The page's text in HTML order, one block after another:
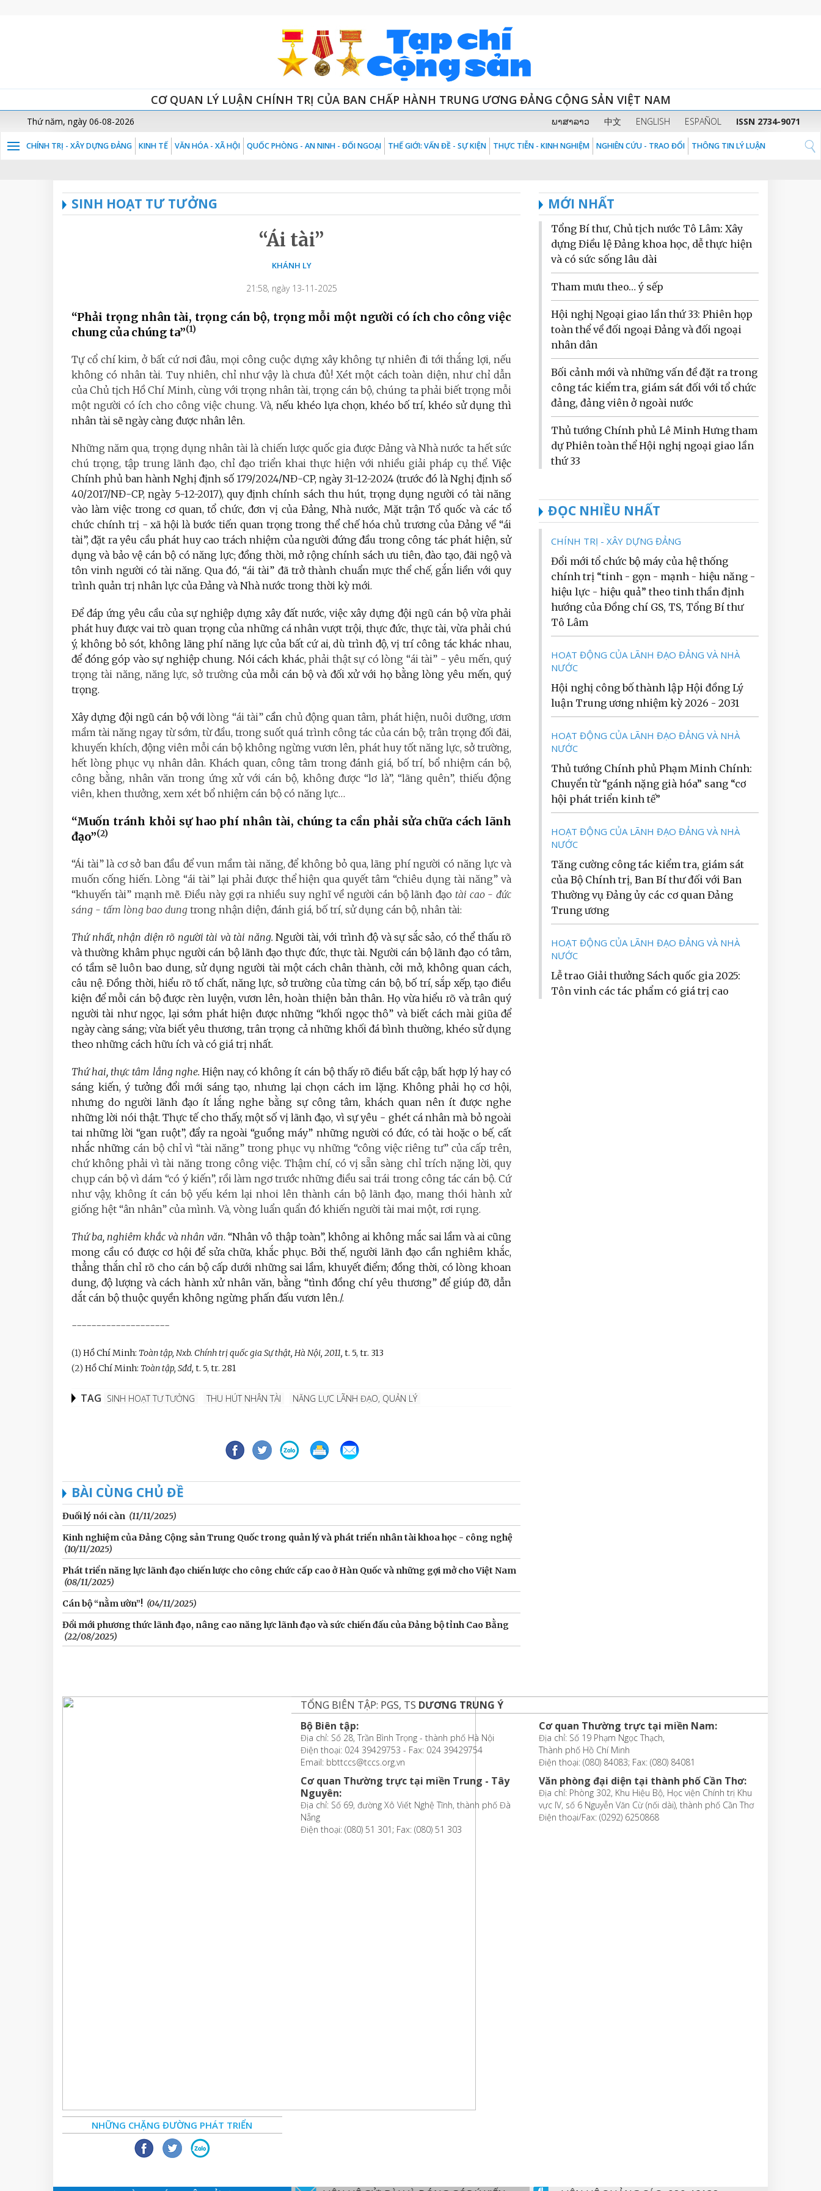
CƠ QUAN LÝ LUẬN CHÍNH TRỊ CỦA BAN CHẤP HÀNH TRUNG ƯƠNG ĐẢNG CỘNG SẢN VIỆT NAM
Thứ năm, ngày 06-08-2026 ພາສາລາວ 中文 ENGLISH ESPAÑOL ISSN 2734-9071
CHÍNH TRỊ - XÂY DỰNG ĐẢNG KINH TẾ VĂN HÓA - XÃ HỘI QUỐC PHÒNG - AN NINH - ĐỐI NGOẠI THẾ GIỚI: VẤN ĐỀ - SỰ KIỆN THỰC TIỄN - KINH NGHIỆM NGHIÊN CỨU - TRAO ĐỔI THÔNG TIN LÝ LUẬN
SINH HOẠT TƯ TƯỞNG
“Ái tài”
KHÁNH LY
21:58, ngày 13-11-2025
“Phải trọng nhân tài, trọng cán bộ, trọng mỗi một người có ích cho công việc
chung của chúng ta”(1)
Tự cổ chí kim, ở bất cứ nơi đâu, mọi công cuộc dựng xây không tự nhiên đi tới thắng lợi, nếu
không có nhân tài. Tuy nhiên, chỉ như vậy là chưa đủ! Xét một cách toàn diện, như chỉ dẫn
của Chủ tịch Hồ Chí Minh, cùng với trọng nhân tài, trọng cán bộ, chúng ta phải biết trọng mỗi
một người có ích cho công việc chung. Và, nếu khéo lựa chọn, khéo bố trí, khéo sử dụng thì
nhân tài sẽ ngày càng được nhân lên.
Những năm qua, trọng dụng nhân tài là chiến lược quốc gia được Đảng và Nhà nước ta hết sức
chú trọng, tập trung lãnh đạo, chỉ đạo triển khai thực hiện với nhiều giải pháp cụ thể.Việc
Chính phủ ban hành Nghị định số 179/2024/NĐ-CP, ngày 31-12-2024 (trước đó là Nghị định số
40/2017/NĐ-CP, ngày 5-12-2017), quy định chính sách thu hút, trọng dụng người có tài năng
vào làm việc trong cơ quan, tổ chức, đơn vị của Đảng, Nhà nước, Mặt trận Tổ quốc và các tổ
chức chính trị - xã hội là bước tiến quan trọng trong thể chế hóa chủ trương của Đảng về “ái
tài”, đặt ra yêu cầu phát huy cao trách nhiệm của người đứng đầu trong công tác phát hiện, sử
dụng và bảo vệ cán bộ có năng lực; đồng thời, mở rộng chính sách ưu tiên, đào tạo, đãi ngộ và
tôn vinh người có tài năng. Qua đó, “ái tài” đã trở thành chuẩn mực thể chế, gắn liền với quy
trình quản trị nhân lực của Đảng và Nhà nước trong thời kỳ mới.
Để đáp ứng yêu cầu của sự nghiệp dựng xây đất nước, việc xây dựng đội ngũ cán bộ vừa phải
phát huy được vai trò quan trọng của những cá nhân vượt trội, thực đức, thực tài, vừa phải chú
ý, không bỏ sót, không lãng phí năng lực của bất cứ ai, dù trình độ, vị trí công tác khác nhau,
để đóng góp vào sự nghiệp chung. Nói cách khác, phải thật sự có lòng “ái tài” - yêu mến, quý
trọng tài năng, năng lực, sở trường của mỗi cán bộ và đối xử với họ bằng lòng yêu mến, quý
trọng.
Xây dựng đội ngũ cán bộ vớilòng “ái tài”cần chủ động quan tâm, phát hiện, nuôi dưỡng, ươm
mầm tài năng ngay từ sớm, từ đầu, trong suốt quá trình công tác của cán bộ; trân trọng đối đãi,
khuyến khích, động viên mỗi cán bộ không ngừng vươn lên, phát huy tốt năng lực, sở trường,
hết lòng phục vụ nhân dân. Khách quan, công tâm trong đánh giá, bố trí, bổ nhiệm cán bộ,
công bằng, nhân văn trong ứng xử với cán bộ, không được “lơ là”, “lãng quên”, thiếu động
viên, khen thưởng, xem xét bổ nhiệm cán bộ có năng lực…
“Muốn tránh khỏi sự hao phí nhân tài, chúng ta cần phải sửa chữa cách lãnh
đạo”(2)
“Ái tài” là cơ sở ban đầu để vun mầm tài năng, để không bỏ qua, lãng phí người có năng lực và
muốn cống hiến. Lòng “ái tài” lại phải được thể hiện qua quyết tâm “chiêu dụng tài năng” và
“khuyến tài” mạnh mẽ. Điều này gợi ra nhiều suy nghĩ về người cán bộ lãnh đạo tài cao - đức
sáng - tấm lòng bao dung trong nhận diện, đánh giá, bố trí, sử dụng cán bộ, nhân tài:
Thứ nhất, nhận diện rõ người tài và tài năng. Người tài, với trình độ và sự sắc sảo, có thể thấu rõ
và thường khâm phục người cán bộ lãnh đạo thực đức, thực tài. Người cán bộ lãnh đạo có tâm,
có tầm sẽ luôn bao dung, sử dụng người tài một cách chân thành, cởi mở, không quan cách,
câu nệ. Đồng thời, hiểu rõ tố chất, năng lực, sở trường của từng cán bộ, bố trí, sắp xếp, tạo điều
kiện để mỗi cán bộ được rèn luyện, vươn lên, hoàn thiện bản thân. Họ vừa hiểu rõ và trân quý
người tài như ngọc, lại sớm phát hiện được những “khối ngọc thô” và biết cách mài giũa để
ngày càng sáng; vừa biết yêu thương, trân trọng cả những khối đá bình thường, khéo sử dụng
theo những cách hữu ích và có giá trị nhất.
Thứ hai, thực tâm lắng nghe. Hiện nay, có không ít cán bộ thấy rõ điều bất cập, bất hợp lý hay có
sáng kiến, ý tưởng đổi mới sáng tạo, nhưng lại chọn cách im lặng. Không phải họ cơ hội,
nhưng do người lãnh đạo ít lắng nghe bằng sự công tâm, khách quan nên ít được nghe
những lời nói thật. Thực tế cho thấy, một số vị lãnh đạo, vì sự yêu - ghét cá nhân mà bỏ ngoài
tai những lời “gan ruột”, đẩy ra ngoài “guồng máy” những người có đức, có tài hoặc o bế, cất
nhắc nhữngcán bộ chỉ vì “tài năng” trong phục vụ những “công việc riêng tư” của cấp trên,
chứ không phải vì tài năng trong công việc. Thậm chí, có vị sẵn sàng chỉ trích nặng lời, quy
chụp cán bộ vì dám “có ý kiến”, rồi làm ngơ trước những điều sai trái trong công tác cán bộ. Cứ
như vậy, không ít cán bộ yếu kém lại nhoi lên thành cán bộ lãnh đạo, mang thói hành xử
giống hệt “ân nhân” của mình. Và, vòng luẩn quẩn đó khiến người tài mai một, rơi rụng.
Thứ ba, nghiêm khắc và nhân văn. “Nhân vô thập toàn”, không ai không mắc sai lầm và ai cũng
mong cầu có được cơ hội để sửa chữa, khắc phục. Bởi thế, người lãnh đạo cần nghiêm khắc,
thẳng thắn chỉ rõ cho cán bộ cấp dưới những sai lầm, khuyết điểm; đồng thời, có lòng khoan
dung, độ lượng và cách hành xử nhân văn, bằng “tình đồng chí yêu thương” để giúp đỡ, dẫn
dắt cán bộ thuộc quyền không ngừng phấn đấu vươn lên./.
--------------------
(1) Hồ Chí Minh: Toàn tập, Nxb. Chính trị quốc gia Sự thật, Hà Nội, 2011, t. 5, tr. 313
(2) Hồ Chí Minh: Toàn tập, Sđd, t. 5, tr. 281
TAG SINH HOẠT TƯ TƯỞNG THU HÚT NHÂN TÀI NĂNG LỰC LÃNH ĐẠO, QUẢN LÝ
BÀI CÙNG CHỦ ĐỀ
Đuối lý nói càn (11/11/2025)
Kinh nghiệm của Đảng Cộng sản Trung Quốc trong quản lý và phát triển nhân tài khoa học - công nghệ
(10/11/2025)
Phát triển năng lực lãnh đạo chiến lược cho công chức cấp cao ở Hàn Quốc và những gợi mở cho Việt Nam
(08/11/2025)
Cán bộ “nằm ườn”! (04/11/2025)
Đổi mới phương thức lãnh đạo, nâng cao năng lực lãnh đạo và sức chiến đấu của Đảng bộ tỉnh Cao Bằng
(22/08/2025)
MỚI NHẤT
Tổng Bí thư, Chủ tịch nước Tô Lâm: Xây
dựng Điều lệ Đảng khoa học, dễ thực hiện
và có sức sống lâu dài
Tham mưu theo… ý sếp
Hội nghị Ngoại giao lần thứ 33: Phiên họp
toàn thể về đối ngoại Đảng và đối ngoại
nhân dân
Bối cảnh mới và những vấn đề đặt ra trong
công tác kiểm tra, giám sát đối với tổ chức
đảng, đảng viên ở ngoài nước
Thủ tướng Chính phủ Lê Minh Hưng tham
dự Phiên toàn thể Hội nghị ngoại giao lần
thứ 33
ĐỌC NHIỀU NHẤT
CHÍNH TRỊ - XÂY DỰNG ĐẢNG
Đổi mới tổ chức bộ máy của hệ thống
chính trị “tinh - gọn - mạnh - hiệu năng -
hiệu lực - hiệu quả” theo tinh thần định
hướng của Đồng chí GS, TS, Tổng Bí thư
Tô Lâm
HOẠT ĐỘNG CỦA LÃNH ĐẠO ĐẢNG VÀ NHÀ
NƯỚC
Hội nghị công bố thành lập Hội đồng Lý
luận Trung ương nhiệm kỳ 2026 - 2031
HOẠT ĐỘNG CỦA LÃNH ĐẠO ĐẢNG VÀ NHÀ
NƯỚC
Thủ tướng Chính phủ Phạm Minh Chính:
Chuyển từ “gánh nặng già hóa” sang “cơ
hội phát triển kinh tế”
HOẠT ĐỘNG CỦA LÃNH ĐẠO ĐẢNG VÀ NHÀ
NƯỚC
Tăng cường công tác kiểm tra, giám sát
của Bộ Chính trị, Ban Bí thư đối với Ban
Thường vụ Đảng ủy các cơ quan Đảng
Trung ương
HOẠT ĐỘNG CỦA LÃNH ĐẠO ĐẢNG VÀ NHÀ
NƯỚC
Lễ trao Giải thưởng Sách quốc gia 2025:
Tôn vinh các tác phẩm có giá trị cao
NHỮNG CHẶNG ĐƯỜNG PHÁT TRIỂN
TỔNG BIÊN TẬP: PGS, TS DƯƠNG TRUNG Ý
Bộ Biên tập:
Địa chỉ: Số 28, Trần Bình Trọng - thành phố Hà Nội
Điện thoại: 024 39429753 - Fax: 024 39429754
Email: bbttccs@tccs.org.vn
Cơ quan Thường trực tại miền Trung - Tây
Nguyên:
Địa chỉ: Số 69, đường Xô Viết Nghệ Tĩnh, thành phố Đà
Nẵng
Điện thoại: (080) 51 301; Fax: (080) 51 303
Cơ quan Thường trực tại miền Nam:
Địa chỉ: Số 19 Phạm Ngọc Thạch,
Thành phố Hồ Chí Minh
Điện thoại: (080) 84083; Fax: (080) 84081
Văn phòng đại diện tại thành phố Cần Thơ:
Địa chỉ: Phòng 302, Khu Hiệu Bộ, Học viện Chính trị Khu
vực IV, số 6 Nguyễn Văn Cừ (nối dài), thành phố Cần Thơ
Điện thoại/Fax: (0292) 6250868